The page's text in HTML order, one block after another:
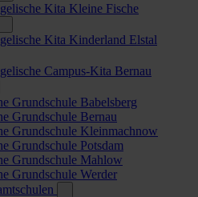
Kita Kleine Fische
Kita Kinderland Elstal
Campus-Kita Bernau
Grundschule Babelsberg
Grundschule Bernau
Grundschule Kleinmachnow
Grundschule Potsdam
Grundschule Mahlow
Grundschule Werder